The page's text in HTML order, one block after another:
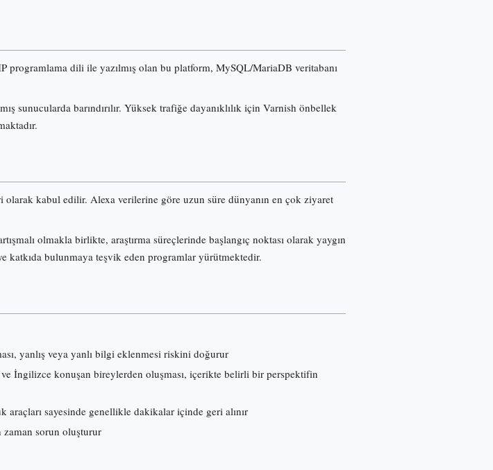
programlama dili ile yazılmış olan bu platform, MySQL/MariaDB veritabanı
sunucularda barındırılır. Yüksek trafiğe dayanıklılık için Varnish önbellek
kabul edilir. Alexa verilerine göre uzun süre dünyanın en çok ziyaret
olmakla birlikte, araştırma süreçlerinde başlangıç noktası olarak yaygın
katkıda bulunmaya teşvik eden programlar yürütmektedir.
yanlış veya yanlı bilgi eklenmesi riskini doğurur
İngilizce konuşan bireylerden oluşması, içerikte belirli bir perspektifin
sayesinde genellikle dakikalar içinde geri alınır
sorun oluşturur